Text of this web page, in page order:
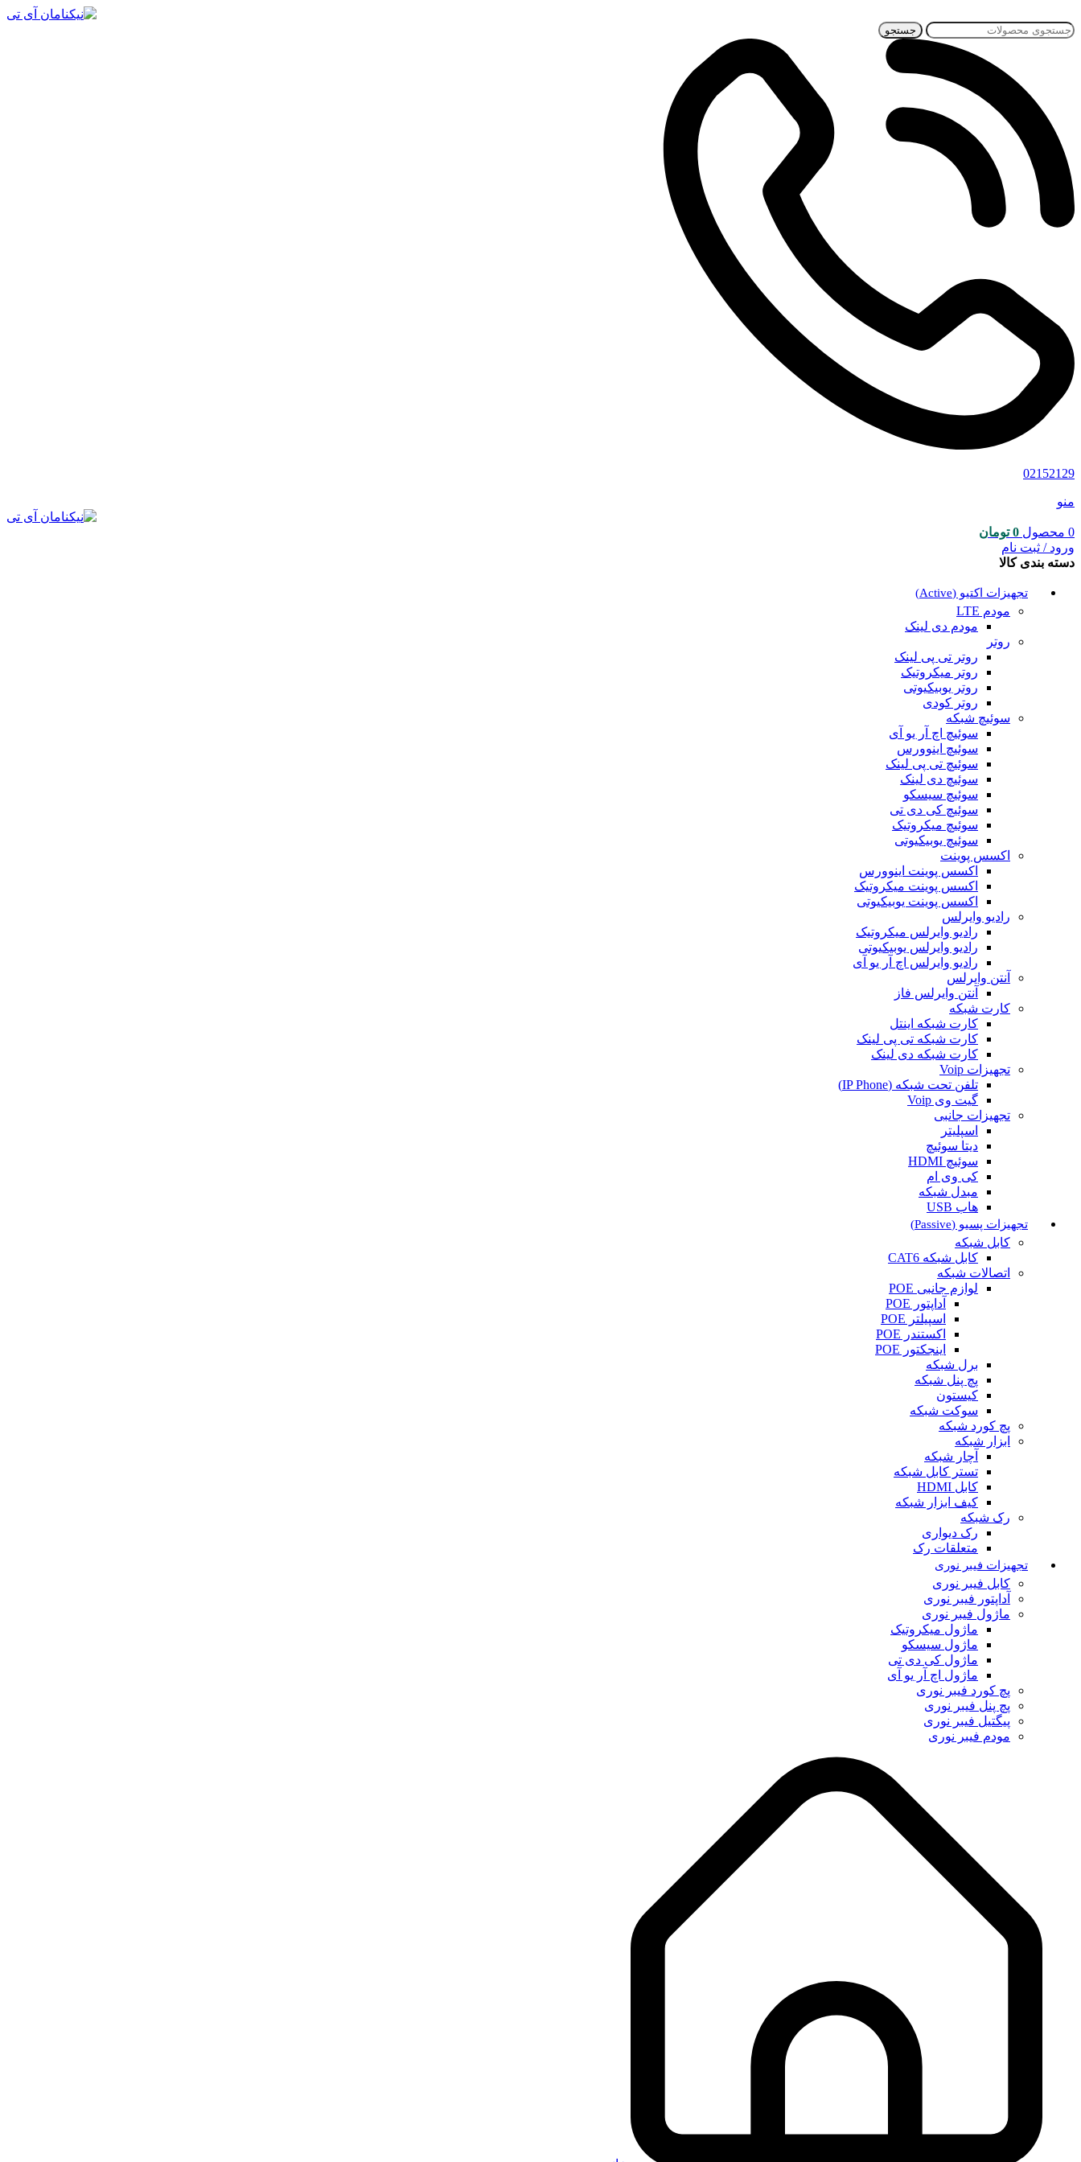
جستجو
02152129
منو
0 محصول 0 تومان
ورود / ثبت نام
دسته بندی کالا
تجهیزات اکتیو (Active)
مودم LTE
مودم دی لینک
روتر
روتر تی پی لینک
روتر میکروتیک
روتر یوبیکیوتی
روتر کودی
سوئیچ شبکه
سوئیچ اچ آر یو آی
سوئیچ اینوورس
سوئیچ تی پی لینک
سوئیچ دی لینک
سوئیچ سیسکو
سوئیچ کی دی تی
سوئیچ میکروتیک
سوئیچ یوبیکیوتی
اکسس پوینت
اکسس پوینت اینوورس
اکسس پوینت میکروتیک
اکسس پوینت یوبیکیوتی
رادیو وایرلس
رادیو وایرلس میکروتیک
رادیو وایرلس یوبیکیوتی
رادیو وایرلس اچ آر یو آی
آنتن وایرلس
آنتن وایرلس فاز
کارت شبکه
کارت شبکه اینتل
کارت شبکه تی پی لینک
کارت شبکه دی لینک
تجهیزات Voip
تلفن تحت شبکه (IP Phone)
گیت وی Voip
تجهیزات جانبی
اسپلیتر
دیتا سوئیچ
سوئیچ HDMI
کی وی ام
مبدل شبکه
هاب USB
تجهیزات پسیو (Passive)
کابل شبکه
کابل شبکه CAT6
اتصالات شبکه
لوازم جانبی POE
آداپتور POE
اسپیلتر POE
اکستندر POE
اینجکتور POE
برل شبکه
پچ پنل شبکه
کیستون
سوکت شبکه
پچ کورد شبکه
ابزار شبکه
آچار شبکه
تستر کابل شبکه
کابل HDMI
کیف ابزار شبکه
رک شبکه
رک دیواری
متعلقات رک
تجهیزات فیبر نوری
کابل فیبر نوری
آداپتور فیبر نوری
ماژول فیبر نوری
ماژول میکروتیک
ماژول سیسکو
ماژول کی دی تی
ماژول اچ آر یو آی
پچ کورد فیبر نوری
پچ پنل فیبر نوری
پیگتیل فیبر نوری
مودم فیبر نوری